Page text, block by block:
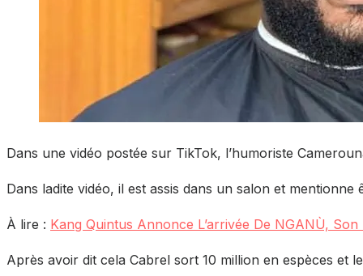
Dans une vidéo postée sur TikTok, l’humoriste
Dans ladite vidéo, il est assis dans un salon et
À lire : Kang Quintus Annonce L’arrivée De NGANÙ,
Après avoir dit cela Cabrel sort 10 million en espèces et